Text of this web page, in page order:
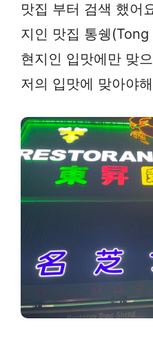
맛집 부터 검색 했어
지인 맛집 통쉥
현지인 입맛에만 맞
저의 입맛에 맞아야